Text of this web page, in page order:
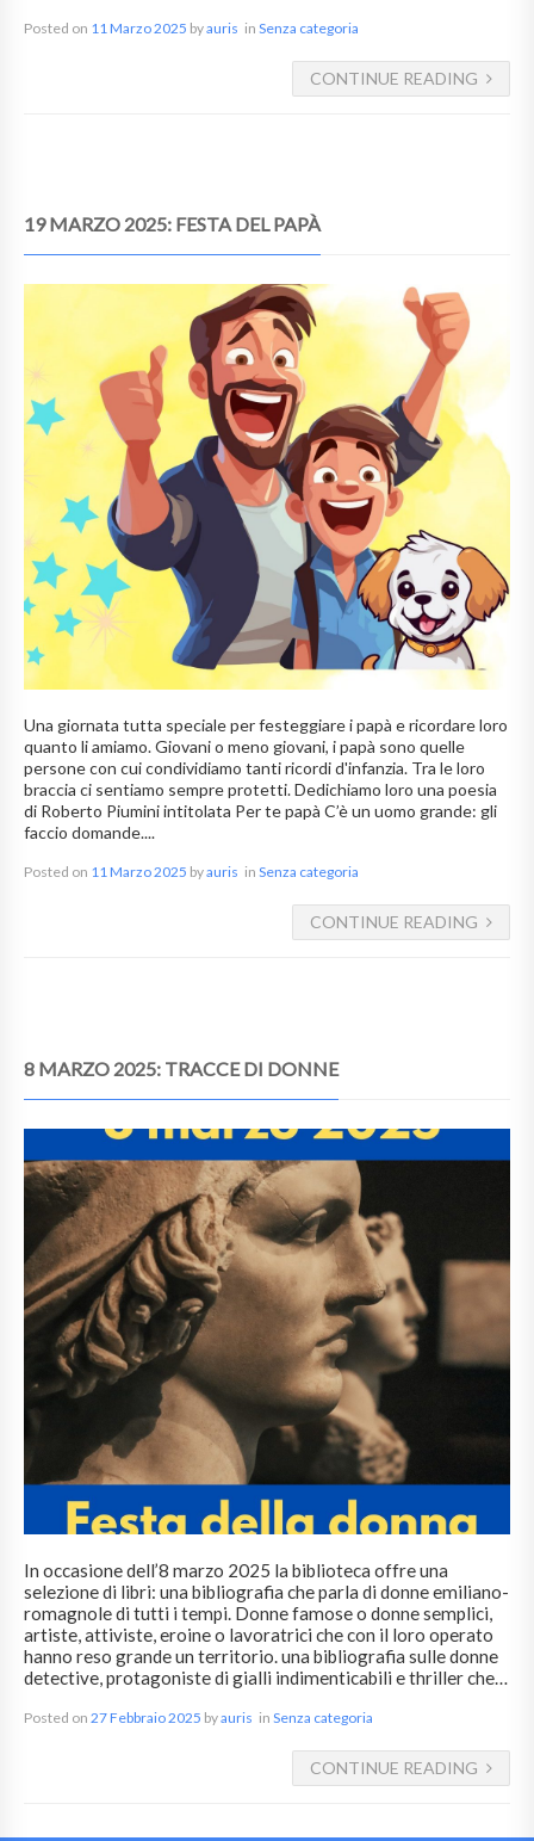
Posted on 11 Marzo 2025 byauris in Senza categoria
CONTINUE READING
19 MARZO 2025: FESTA DEL PAPÀ
Una giornata tutta speciale per festeggiare i papà e ricordare loro
quanto li amiamo. Giovani o meno giovani, i papà sono quelle
persone con cui condividiamo tanti ricordi d'infanzia. Tra le loro
braccia ci sentiamo sempre protetti. Dedichiamo loro una poesia
di Roberto Piumini intitolata Per te papà C’è un uomo grande: gli
faccio domande....
Posted on 11 Marzo 2025 byauris in Senza categoria
CONTINUE READING
8 MARZO 2025: TRACCE DI DONNE
In occasione dell’8 marzo 2025 la biblioteca offre una
selezione di libri: una bibliografia che parla di donne emiliano-
romagnole di tutti i tempi. Donne famose o donne semplici,
artiste, attiviste, eroine o lavoratrici che con il loro operato
hanno reso grande un territorio. una bibliografia sulle donne
detective, protagoniste di gialli indimenticabili e thriller che…
Posted on 27 Febbraio 2025 byauris in Senza categoria
CONTINUE READING